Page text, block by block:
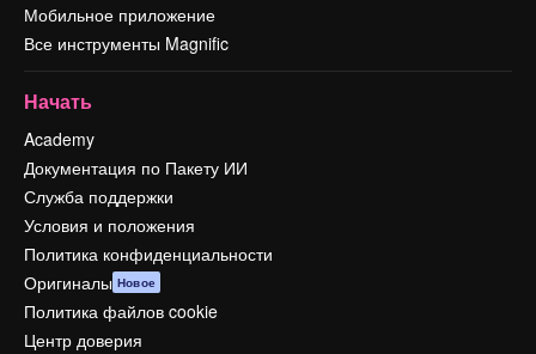
Мобильное приложение
Все инструменты Magnific
Начать
Academy
Документация по Пакету ИИ
Служба поддержки
Условия и положения
Политика конфиденциальности
Оригиналы Новое
Политика файлов cookie
Центр доверия